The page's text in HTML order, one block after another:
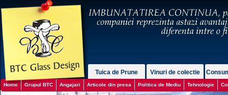
Tuica de Prune Vinuri de colectie
Home Grupul BTC Angajari Articole din presa Politica de Mediu Tehnologie